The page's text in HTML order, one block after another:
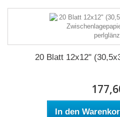
20 Blatt 12x12"
In den